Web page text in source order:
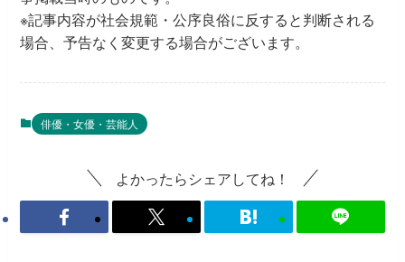
※記事内容が社会規範・公序良俗に反すると判断される
場合、予告なく変更する場合がございます。
俳優・女優・芸能人
よかったらシェアしてね！